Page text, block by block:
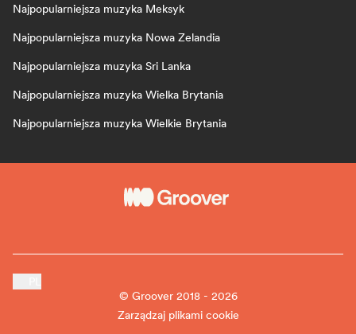
Najpopularniejsza muzyka Meksyk
Najpopularniejsza muzyka Nowa Zelandia
Najpopularniejsza muzyka Sri Lanka
Najpopularniejsza muzyka Wielka Brytania
Najpopularniejsza muzyka Wielkie Brytania
© Groover 2018 - 2026
Zarządzaj plikami cookie